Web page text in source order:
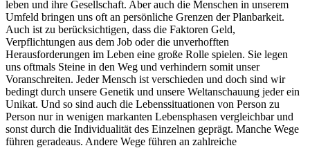
leben und ihre Gesellschaft. Aber auch die Menschen in unserem
Umfeld bringen uns oft an persönliche Grenzen der Planbarkeit.
Auch ist zu berücksichtigen, dass die Faktoren Geld,
Verpflichtungen aus dem Job oder die unverhofften
Herausforderungen im Leben eine große Rolle spielen. Sie legen
uns oftmals Steine in den Weg und verhindern somit unser
Voranschreiten. Jeder Mensch ist verschieden und doch sind wir
bedingt durch unsere Genetik und unsere Weltanschauung jeder ein
Unikat. Und so sind auch die Lebenssituationen von Person zu
Person nur in wenigen markanten Lebensphasen vergleichbar und
sonst durch die Individualität des Einzelnen geprägt. Manche Wege
führen geradeaus. Andere Wege führen an zahlreiche